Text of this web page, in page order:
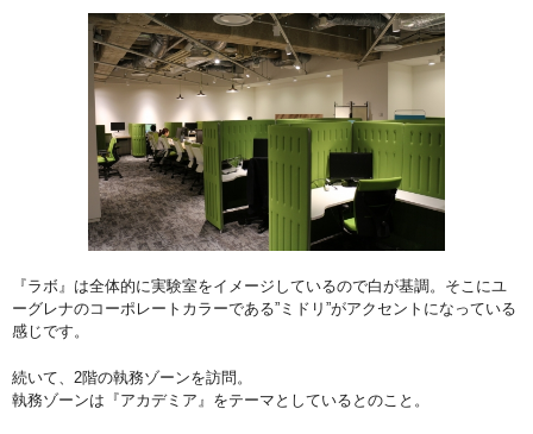
『ラボ』は全体的に実験室をイメージしているので白が基調。そこにユ
ーグレナのコーポレートカラーである”ミドリ”がアクセントになっている
感じです。
続いて、2階の執務ゾーンを訪問。
執務ゾーンは『アカデミア』をテーマとしているとのこと。